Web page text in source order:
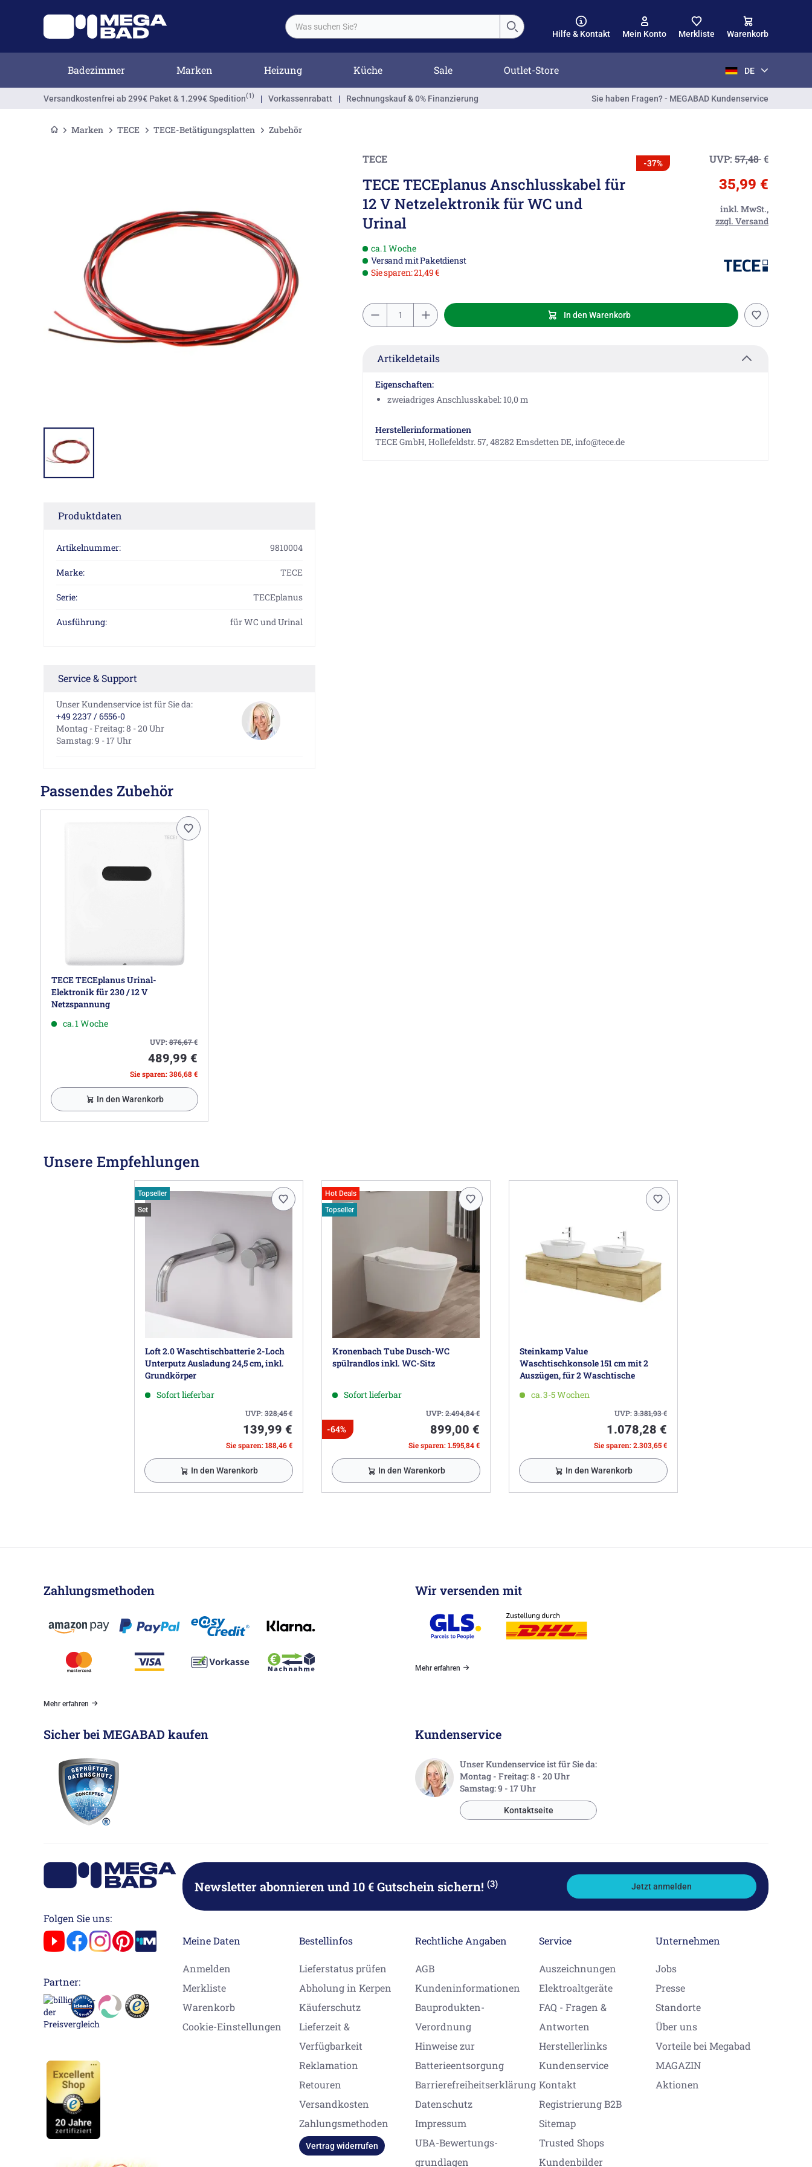
Hilfe & Kontakt Mein Konto Merkliste Warenkorb
Badezimmer Marken Heizung Küche Sale Outlet-Store DE
Versandkostenfrei ab 299€ Paket & 1.299€ Spedition(1) | Vorkassenrabatt | Rechnungskauf & 0% Finanzierung Sie haben Fragen? - MEGABAD Kundenservice
Marken TECE TECE-Betätigungsplatten Zubehör
Produktdaten
Artikelnummer: 9810004
Marke: TECE
Serie: TECEplanus
Ausführung: für WC und Urinal
Service & Support
Unser Kundenservice ist für Sie da:
+49 2237 / 6556-0
Montag - Freitag: 8 - 20 Uhr
Samstag: 9 - 17 Uhr
TECE
TECE TECEplanus Anschlusskabel für
12 V Netzelektronik für WC und
Urinal
-37% UVP: 57,48€
35,99 €
inkl. MwSt.,
zzgl. Versand
ca. 1 Woche
Versand mit Paketdienst
Sie sparen: 21,49 €
In den Warenkorb
Artikeldetails
Eigenschaften:
zweiadriges Anschlusskabel: 10,0 m
Herstellerinformationen
TECE GmbH, Hollefeldstr. 57, 48282 Emsdetten DE, info@tece.de
Passendes Zubehör
TECE TECEplanus Urinal-
Elektronik für 230 / 12 V
Netzspannung
ca. 1 Woche
UVP:876,67€
489,99 €
Sie sparen: 386,68 €
In den Warenkorb
Unsere Empfehlungen
Topseller
Set
Loft 2.0 Waschtischbatterie 2-Loch
Unterputz Ausladung 24,5 cm, inkl.
Grundkörper
Sofort lieferbar
UVP:328,45€
139,99 €
Sie sparen: 188,46 €
In den Warenkorb
Hot Deals
Topseller
Kronenbach Tube Dusch-WC
spülrandlos inkl. WC-Sitz
Sofort lieferbar
UVP:2.494,84€
-64% 899,00 €
Sie sparen: 1.595,84 €
In den Warenkorb
Steinkamp Value
Waschtischkonsole 151 cm mit 2
Auszügen, für 2 Waschtische
ca. 3-5 Wochen
UVP:3.381,93€
1.078,28 €
Sie sparen: 2.303,65 €
In den Warenkorb
Zahlungsmethoden
Mehr erfahren
Wir versenden mit
Mehr erfahren
Sicher bei MEGABAD kaufen Kundenservice
Unser Kundenservice ist für Sie da:
Montag - Freitag: 8 - 20 Uhr
Samstag: 9 - 17 Uhr
Kontaktseite
Folgen Sie uns:
Partner:
Newsletter abonnierenund 10 € Gutschein sichern! (3) Jetzt anmelden
Meine Daten
Anmelden
Merkliste
Warenkorb
Cookie-Einstellungen
Bestellinfos
Lieferstatus prüfen
Abholung in Kerpen
Käuferschutz
Lieferzeit &
Verfügbarkeit
Reklamation
Retouren
Versandkosten
Zahlungsmethoden
Vertrag widerrufen
Rechtliche Angaben
AGB
Kundeninformationen
Bauprodukten-
Verordnung
Hinweise zur
Batterieentsorgung
Barrierefreiheitserklärung
Datenschutz
Impressum
UBA-Bewertungs-
grundlagen
Service
Auszeichnungen
Elektroaltgeräte
FAQ - Fragen &
Antworten
Herstellerlinks
Kundenservice
Kontakt
Registrierung B2B
Sitemap
Trusted Shops
Kundenbilder
Unternehmen
Jobs
Presse
Standorte
Über uns
Vorteile bei Megabad
MAGAZIN
Aktionen